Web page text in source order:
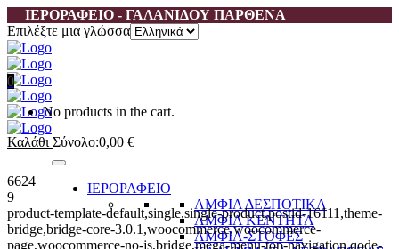
ΙΕΡΟΡΑΦΕΙΟ - ΓΑΛΑΝΙΔΟΥ ΠΑΡΘΕΝΑ
Επιλέξτε μια γλώσσα
0
No products in the cart.
Καλάθι Σύνολο:0,00 €
ΙΕΡΟΡΑΦΕΙΟ
ΑΜΦΙΑ ΔΕΣΠΟΤΙΚΑ
ΑΜΦΙΑ ΚΕΝΤΗΤΑ
ΑΜΦΙΑ-ΣΤΟΦΕΣ
6624
9
product-template-default,single,single-product,postid-16111,theme-
bridge,bridge-core-3.0.1,woocommerce,woocommerce-
page,woocommerce-no-js,bridge,mega-menu-top-navigation,qode-